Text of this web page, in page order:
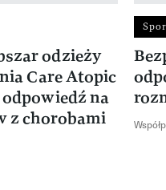
odzieży
Care Atopic
na
z chorobami